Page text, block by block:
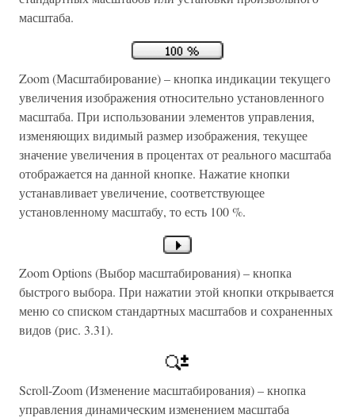
масштаба.
Zoom (Масштабирование) – кнопка индикации текущего
увеличения изображения относительно установленного
масштаба. При использовании элементов управления,
изменяющих видимый размер изображения, текущее
значение увеличения в процентах от реального масштаба
отображается на данной кнопке. Нажатие кнопки
устанавливает увеличение, соответствующее
установленному масштабу, то есть 100 %.
Zoom Options (Выбор масштабирования) – кнопка
быстрого выбора. При нажатии этой кнопки открывается
меню со списком стандартных масштабов и сохраненных
видов (рис. 3.31).
Scroll-Zoom (Изменение масштабирования) – кнопка
управления динамическим изменением масштаба